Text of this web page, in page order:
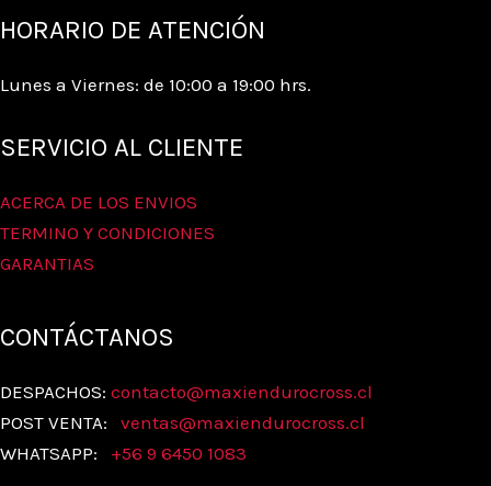
HORARIO DE ATENCIÓN
Lunes a Viernes: de 10:00 a 19:00 hrs.
SERVICIO AL CLIENTE
ACERCA DE LOS ENVIOS
TERMINO Y CONDICIONES
GARANTIAS
CONTÁCTANOS
DESPACHOS: contacto@maxiendurocross.cl
POST VENTA: ventas@maxiendurocross.cl
WHATSAPP: +56 9 6450 1083